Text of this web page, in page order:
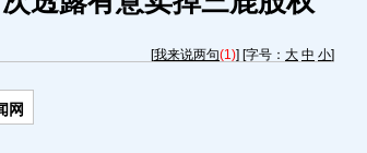
[我来说两句(1)] [字号： 大 中 小]
网